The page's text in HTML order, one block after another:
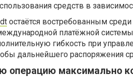
средств в
остаётся востребованным
платёжной
гибкость при
дальнейшего распоряжения
операцию максимально